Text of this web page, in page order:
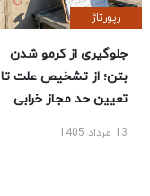
رپورتاژ
جلوگیری از کرمو شدن
بتن؛ از تشخیص علت تا
تعیین حد مجاز خرابی
13 مرداد 1405